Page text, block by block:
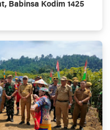
Babinsa Kodim 1425